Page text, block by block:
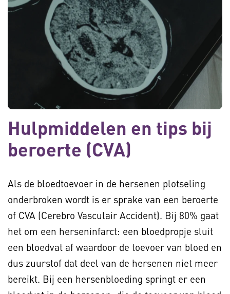
Hulpmiddelen en tips bij
beroerte (CVA)
Als de bloedtoevoer in de hersenen plotseling
onderbroken wordt is er sprake van een beroerte
of CVA (Cerebro Vasculair Accident). Bij 80% gaat
het om een herseninfarct: een bloedpropje sluit
een bloedvat af waardoor de toevoer van bloed en
dus zuurstof dat deel van de hersenen niet meer
bereikt. Bij een hersenbloeding springt er een